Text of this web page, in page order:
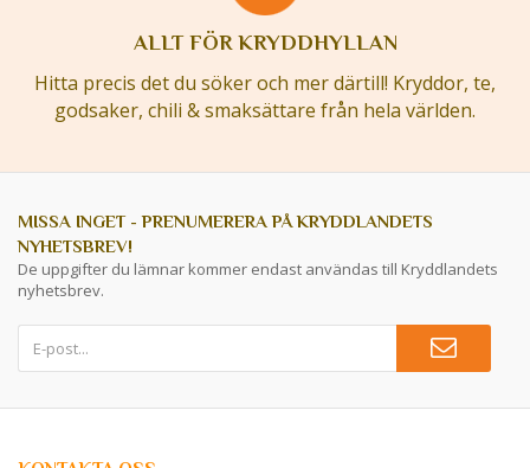
ALLT FÖR KRYDDHYLLAN
Hitta precis det du söker och mer därtill! Kryddor, te,
godsaker, chili & smaksättare från hela världen.
MISSA INGET - PRENUMERERA PÅ KRYDDLANDETS
NYHETSBREV!
De uppgifter du lämnar kommer endast användas till Kryddlandets
nyhetsbrev.